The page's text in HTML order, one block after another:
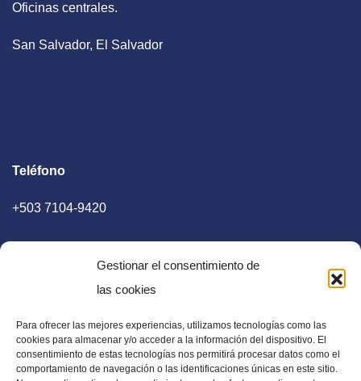
Gestionar el consentimiento de
las cookies
Para ofrecer las mejores experiencias, utilizamos tecnologías como las
cookies para almacenar y/o acceder a la información del dispositivo. El
consentimiento de estas tecnologías nos permitirá procesar datos como el
comportamiento de navegación o las identificaciones únicas en este sitio.
Oficinas centrales.
San Salvador, El Salvador
Teléfono
+503 7104-9420
E-mail
diaadia.redaccion@gmail.com